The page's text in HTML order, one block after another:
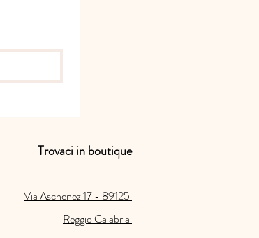
Trovaci in boutique
Via Aschenez 17 - 89125
Reggio Calabria